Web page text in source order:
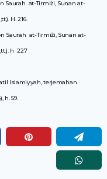
Saurah at-Tirmiżi, Sunan at-
H. 216.
Saurah at-Tirmiżi, Sunan at-
h 227
Islamiyyah, terjemahan
h. 59.